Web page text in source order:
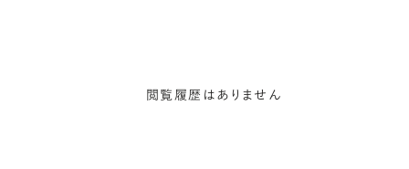
閲覧履歴はありません